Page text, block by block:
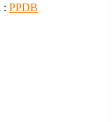
: PPDB